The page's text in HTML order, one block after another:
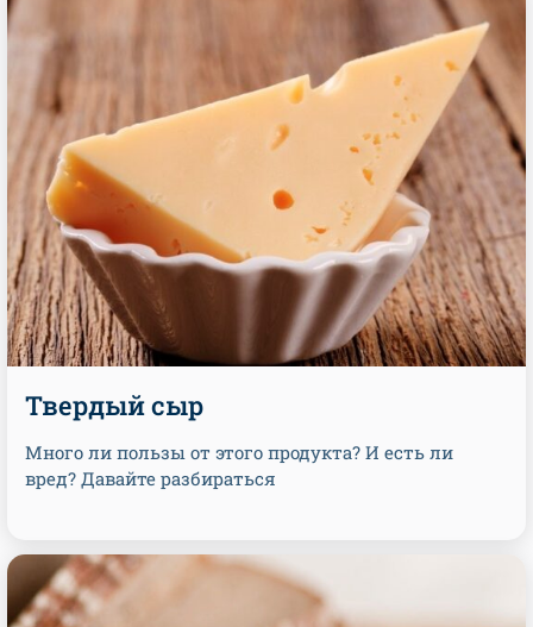
Твердый сыр
Много ли пользы от этого продукта? И есть ли
вред? Давайте разбираться